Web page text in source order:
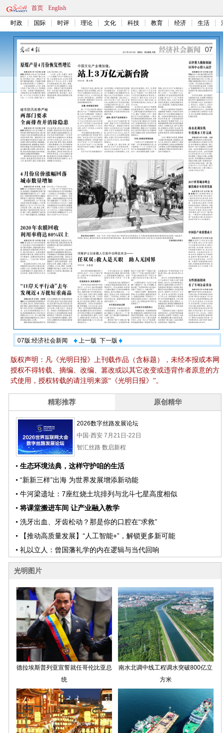
首页 English
时政 国际 时评 理论 文化 科技 教育 经济 生活
07版:经济社会新闻 上一版 下一版
版权声明：凡《光明日报》上刊载作品（含标题），未经本报或本网
授权不得转载、摘编、改编、篡改或以其它改变或违背作者原意的方
式使用，授权转载的请注明来源“《光明日报》”。